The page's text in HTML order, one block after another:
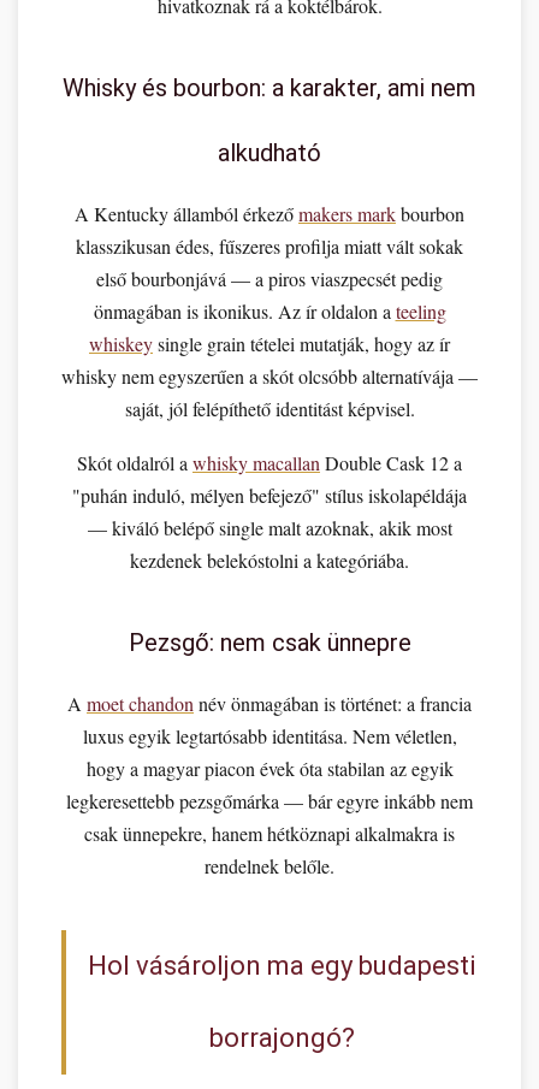
Whisky és bourbon: a karakter, ami nem
alkudható
A Kentucky államból érkezőmakers markbourbon
klasszikusan édes, fűszeres profilja miatt vált sokak
első bourbonjává — a piros viaszpecsét pedig
önmagában is ikonikus. Az ír oldalon a teeling
whiskeysingle grain tételei mutatják, hogy az ír
whisky nem egyszerűen a skót olcsóbb alternatívája —
saját, jól felépíthető identitást képvisel.
Skót oldalról a whisky macallan Double Cask 12 a
"puhán induló, mélyen befejező" stílus iskolapéldája
— kiváló belépő single malt azoknak, akik most
kezdenek belekóstolni a kategóriába.
Pezsgő: nem csak ünnepre
A moet chandon név önmagában is történet: a francia
luxus egyik legtartósabb identitása. Nem véletlen,
hogy a magyar piacon évek óta stabilan az egyik
legkeresettebb pezsgőmárka — bár egyre inkább nem
csak ünnepekre, hanem hétköznapi alkalmakra is
rendelnek belőle.
Hol vásároljon ma egy budapesti
borrajongó?